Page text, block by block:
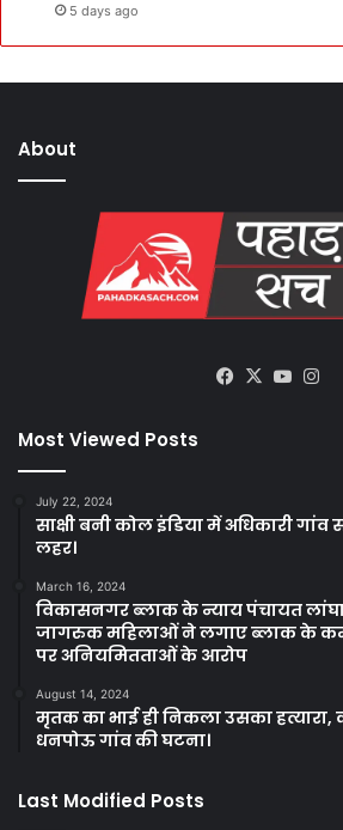
5 days ago
About
Facebook
X
Most Viewed Posts
July 22, 2024
साक्षी बनी कोल इंडिया में अधिकारी गांव
लहर।
March 16, 2024
विकासनगर ब्लाक के न्याय पंचायत
जागरुक महिलाओं ने लगाए ब्लाक के
पर अनियमितताओं के आरोप
August 14, 2024
मृतक का भाई ही निकला उसका
धनपोऊ गांव की घटना।
Last Modified Posts